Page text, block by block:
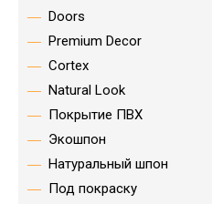
Doors
Premium Decor
Cortex
Natural Look
Покрытие ПВХ
Экошпон
Натуральный шпон
Под покраску